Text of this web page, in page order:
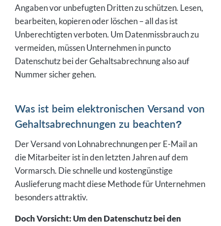
Angaben vor unbefugten Dritten zu schützen. Lesen,
bearbeiten, kopieren oder löschen – all das ist
Unberechtigten verboten. Um Datenmissbrauch zu
vermeiden, müssen Unternehmen in puncto
Datenschutz bei der Gehaltsabrechnung also auf
Nummer sicher gehen.
Was ist beim elektronischen Versand von
Gehaltsabrechnungen zu beachten?
Der Versand von Lohnabrechnungen per E-Mail an
die Mitarbeiter ist in den letzten Jahren auf dem
Vormarsch. Die schnelle und kostengünstige
Auslieferung macht diese Methode für Unternehmen
besonders attraktiv.
Doch Vorsicht: Um den Datenschutz bei den